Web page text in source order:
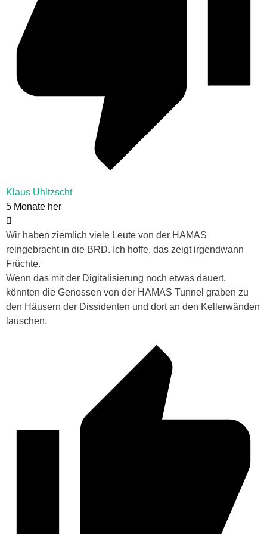
Klaus Uhltzscht
5 Monate her
Wir haben ziemlich viele Leute von der HAMAS
reingebracht in die BRD. Ich hoffe, das zeigt irgendwann
Früchte.
Wenn das mit der Digitalisierung noch etwas dauert,
könnten die Genossen von der HAMAS Tunnel graben zu
den Häusern der Dissidenten und dort an den Kellerwänden
lauschen.